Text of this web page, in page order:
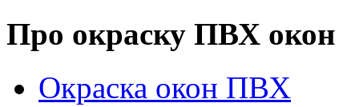
Про окраску ПВХ окон
Окраска окон ПВХ